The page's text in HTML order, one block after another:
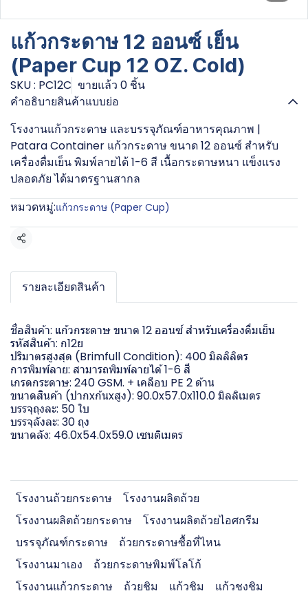
แก้วกระดาษ 12 ออนซ์ เย็น
(Paper Cup 12 OZ. Cold)
SKU : PC12C ขายแล้ว 0 ชิ้น
คำอธิบายสินค้าแบบย่อ
โรงงานแก้วกระดาษ และบรรจุภัณฑ์อาหารคุณภาพ |
Patara Container แก้วกระดาษ ขนาด 12 ออนซ์ สำหรับ
เครื่องดื่มเย็น พิมพ์ลายได้ 1-6 สี เนื้อกระดาษหนา แข็งแรง
ปลอดภัย ได้มาตรฐานสากล
หมวดหมู่:แก้วกระดาษ (Paper Cup)
แชร์
รายละเอียดสินค้า
ชื่อสินค้า: แก้วกระดาษ ขนาด 12 ออนซ์ สำหรับเครื่องดื่มเย็น
รหัสสินค้า: ก12ย
ปริมาตรสูงสุด (Brimfull Condition): 400 มิลลิลิตร
การพิมพ์ลาย: สามารถพิมพ์ลายได้ 1-6 สี
เกรดกระดาษ: 240 GSM. + เคลือบ PE 2 ด้าน
ขนาดสินค้า (ปากxก้นxสูง): 90.0x57.0x110.0 มิลลิเมตร
บรรจุถุงละ: 50 ใบ
บรรจุลังละ: 30 ถุง
ขนาดลัง: 46.0x54.0x59.0 เซนติเมตร
โรงงานถ้วยกระดาษ
โรงงานผลิตถ้วย
โรงงานผลิตถ้วยกระดาษ
โรงงานผลิตถ้วยไอศกรีม
บรรจุภัณฑ์กระดาษ
ถ้วยกระดาษซื้อที่ไหน
โรงงานมาเอง
ถ้วยกระดาษพิมพ์โลโก้
โรงงานแก้วกระดาษ
ถ้วยชิม แก้วชิม
แก้วชงชิม